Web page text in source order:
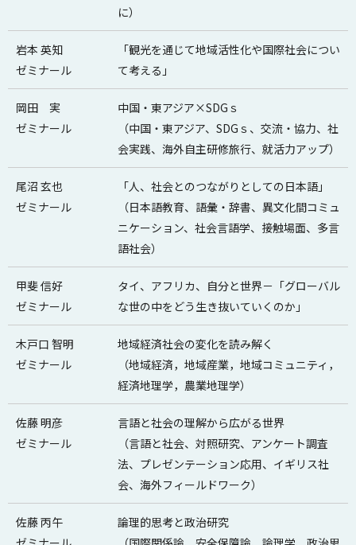
に）
岩本 英知
ゼミナール
「観光を通じて地域活性化や国際社会につい
て考える」
岡田 実
ゼミナール
中国・東アジア×SDGｓ
（中国・東アジア、SDGｓ、交流・協力、社
会実践、海外自主研修旅行、就活力アップ）
尾沼 玄也
ゼミナール
「人、社会とのつながりとしての日本語」
（日本語教育、語彙・辞書、異文化間コミュ
ニケーション、社会言語学、接触場面、多言
語社会）
甲斐 信好
ゼミナール
タイ、アフリカ、自分と世界－「グローバル
な世の中をどう生き抜いていくのか」
木戸口 智明
ゼミナール
地域経済社会の変化を読み解く
（地域経済，地域産業，地域コミュニティ，
経済地理学，農業地理学）
佐藤 明彦
ゼミナール
言語と社会の理解から広がる世界
（言語と社会、対照研究、アンケート調査
法、プレゼンテーション応用、イギリス社
会、海外フィールドワーク）
佐藤 丙午
論理的思考と政治研究